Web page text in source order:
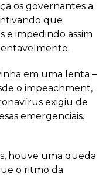
os governantes a
que
e impedindo assim
em uma lenta –
o impeachment,
exigiu de
emergenciais.
houve uma queda
o ritmo da